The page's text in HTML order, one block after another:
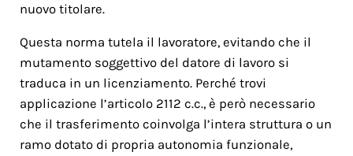
nuovo titolare.
Questa norma tutela il lavoratore, evitando che il
mutamento soggettivo del datore di lavoro si
traduca in un licenziamento. Perché trovi
applicazione l’articolo 2112 c.c., è però necessario
che il trasferimento coinvolga l’intera struttura o un
ramo dotato di propria autonomia funzionale,